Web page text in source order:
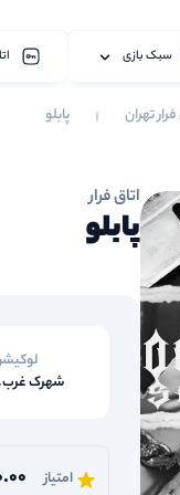
سبک بازی
تهران پابلو
اتاق فرار
پابلو
شهرک
امتیاز